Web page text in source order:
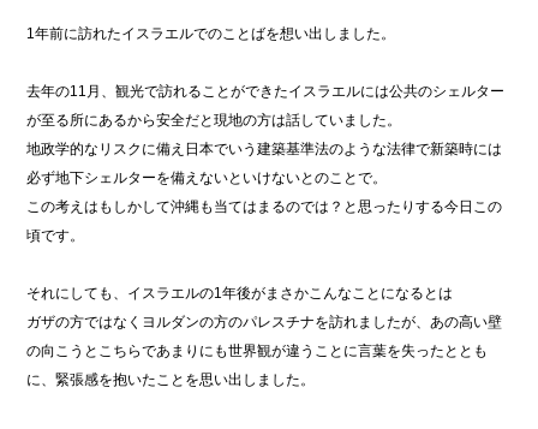
1年前に訪れたイスラエルでのことばを想い出しました。
去年の11月、観光で訪れることができたイスラエルには公共のシェルター
が至る所にあるから安全だと現地の方は話していました。
地政学的なリスクに備え日本でいう建築基準法のような法律で新築時には
必ず地下シェルターを備えないといけないとのことで。
この考えはもしかして沖縄も当てはまるのでは？と思ったりする今日この
頃です。
それにしても、イスラエルの1年後がまさかこんなことになるとは
ガザの方ではなくヨルダンの方のパレスチナを訪れましたが、あの高い壁
の向こうとこちらであまりにも世界観が違うことに言葉を失ったととも
に、緊張感を抱いたことを思い出しました。